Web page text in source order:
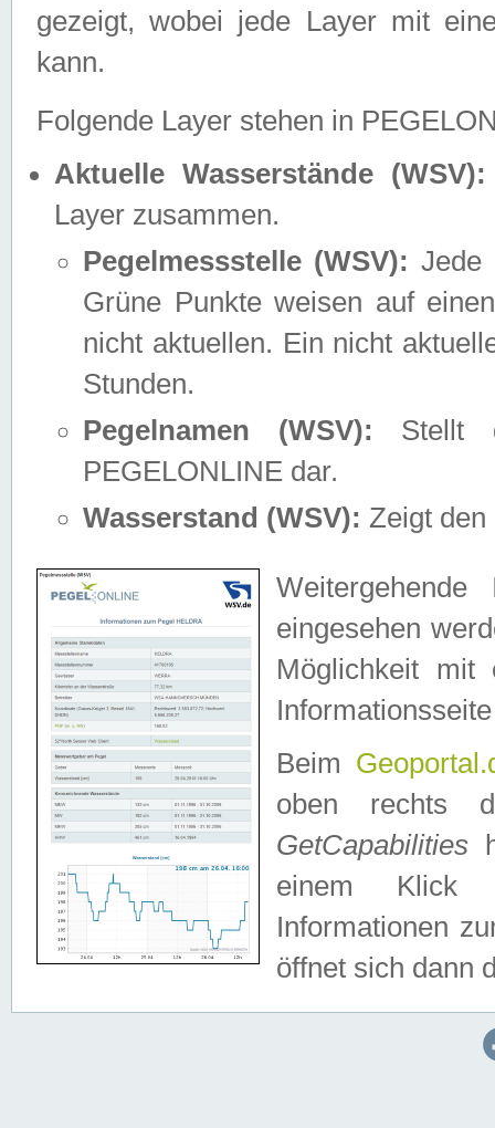
gezeigt, wobei jede Layer mit
kann.
Folgende Layer stehen in
Aktuelle Wasserstände (WSV):
Layer zusammen.
Pegelmessstelle (WSV): Jede
Grüne Punkte weisen auf
nicht aktuellen. Ein nicht
Stunden.
Pegelnamen (WSV): Stellt
PEGELONLINE dar.
Wasserstand (WSV): Zeigt den
eingesehen
Möglichkeit mit
Beim
oben rechts
GetCapabilities
einem Klick
Informationen
öffnet sich dann